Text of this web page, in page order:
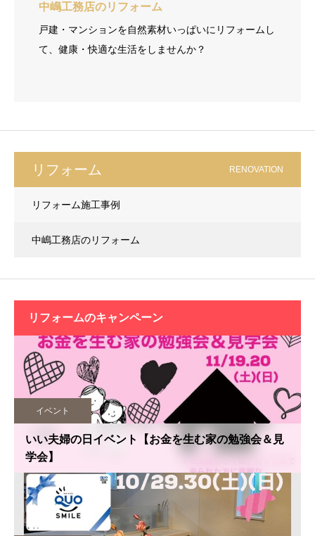
中嶋工務店のリフォーム
戸建・マンションを自然素材いっぱいにリフォームし
て、健康・快適な生活をしませんか？
リフォーム RENOVATION
リフォーム施工事例
中嶋工務店のリフォーム
リフォームのキャンペーン
イベント
いい夫婦の日イベント【お金を生む家の勉強会＆見
学会】